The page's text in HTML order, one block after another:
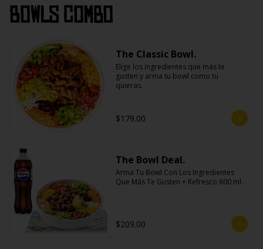
Bowls Combo
The Classic Bowl.
Elige los ingredientes que más te
gusten y arma tu bowl como tu
quieras.
$179.00
The Bowl Deal.
Arma Tu Bowl Con Los Ingredientes
Que Más Te Gusten + Refresco 600 ml.
$209.00